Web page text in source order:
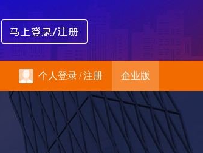
个人登录/注册 企业版